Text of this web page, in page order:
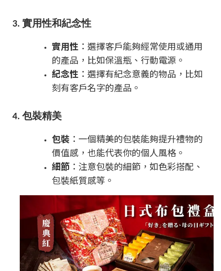
3. 實用性和紀念性
實用性 ：選擇客戶能夠經常使用或通用
的產品，比如保溫瓶、行動電源。
紀念性 ：選擇有紀念意義的物品，比如
刻有客戶名字的產品。
4. 包裝精美
包裝 ：一個精美的包裝能夠提升禮物的
價值感，也能代表你的個人風格。
細節 ：注意包裝的細節，如色彩搭配、
包裝紙質感等。